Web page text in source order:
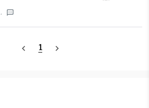
택할 때도 안전성, 체험성, 흥
계획이 필요하죠. 국내에는 멀
등이 다양하게 마련되어 있습
후기와 함께 소개드리겠습니
textsms
navigate_before 1 navigate_next